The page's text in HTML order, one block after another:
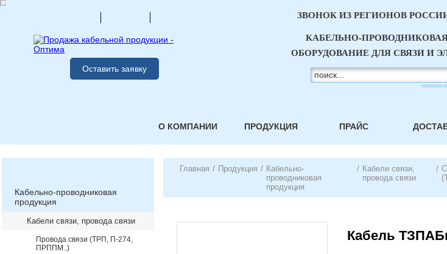
Оставить заявку
ЗВОНОК ИЗ РЕГИОНОВ
КАБЕЛЬНО-
ОБОРУДОВАНИЕ ДЛЯ СВЯЗИ И
О КОМПАНИИ ПРОДУКЦИЯ ПРАЙС
Кабельно-проводниковая
продукция
Кабели связи, провода связи
Провода связи (ТРП, П-274,
ПРППМ..)
Главная / Продукция / Кабельно-
проводниковая
продукция
/ Кабели связи,
провода связи
/
Кабель